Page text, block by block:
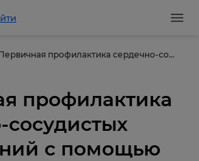
Первичная профилактика сердечно-сосудистых заболеваний с помощью средиземноморской диеты, дополненной оливковым маслом или орехами
профилактика
сосудистых
с помощью